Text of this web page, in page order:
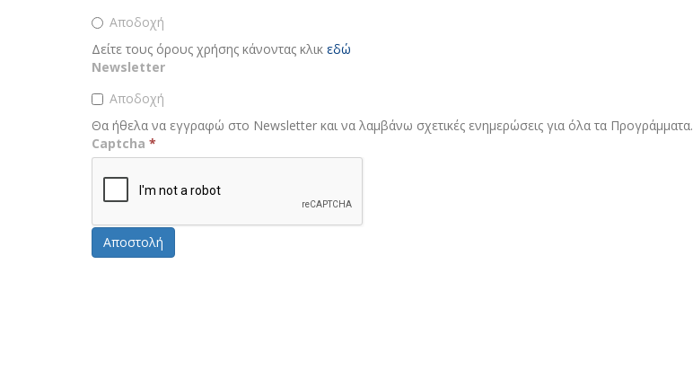
Αποδοχή
Δείτε τους όρους χρήσης κάνοντας κλικ εδώ
Newsletter
Αποδοχή
Θα ήθελα να εγγραφώ στο Νewsletter και να λαμβάνω σχετικές ενημερώσεις για όλα τα Προγράμματα.
Captcha *
Αποστολή